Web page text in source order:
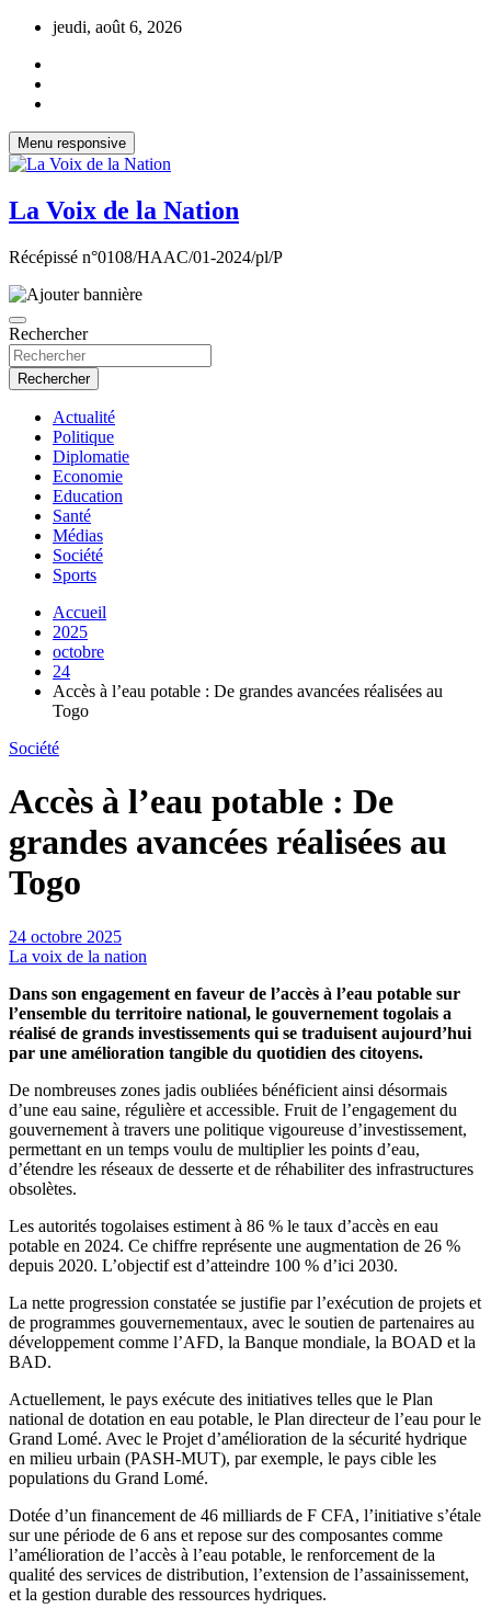
Aller
contenu
jeudi, août 6, 2026
Menu responsive
La Voix de la Nation
Récépissé n°0108/HAAC/01-2024/pl/P
Rechercher
Rechercher
Actualité
Politique
Diplomatie
Economie
Education
Santé
Médias
Société
Sports
Accueil
2025
octobre
24
Accès à l’eau potable : De grandes avancées réalisées au
Togo
Société
Accès à l’eau potable : De
grandes avancées réalisées au
Togo
24 octobre 2025
La voix de la nation
Dans son engagement en faveur de l’accès à l’eau potable sur
l’ensemble du territoire national, le gouvernement togolais a
réalisé de grands investissements qui se traduisent aujourd’hui
par une amélioration tangible du quotidien des citoyens.
De nombreuses zones jadis oubliées bénéficient ainsi désormais
d’une eau saine, régulière et accessible. Fruit de l’engagement du
gouvernement à travers une politique vigoureuse d’investissement,
permettant en un temps voulu de multiplier les points d’eau,
d’étendre les réseaux de desserte et de réhabiliter des infrastructures
obsolètes.
Les autorités togolaises estiment à 86 % le taux d’accès en eau
potable en 2024. Ce chiffre représente une augmentation de 26 %
depuis 2020. L’objectif est d’atteindre 100 % d’ici 2030.
La nette progression constatée se justifie par l’exécution de projets et
de programmes gouvernementaux, avec le soutien de partenaires au
développement comme l’AFD, la Banque mondiale, la BOAD et la
BAD.
Actuellement, le pays exécute des initiatives telles que le Plan
national de dotation en eau potable, le Plan directeur de l’eau pour le
Grand Lomé. Avec le Projet d’amélioration de la sécurité hydrique
en milieu urbain (PASH-MUT), par exemple, le pays cible les
populations du Grand Lomé.
Dotée d’un financement de 46 milliards de F CFA, l’initiative s’étale
sur une période de 6 ans et repose sur des composantes comme
l’amélioration de l’accès à l’eau potable, le renforcement de la
qualité des services de distribution, l’extension de l’assainissement,
et la gestion durable des ressources hydriques.